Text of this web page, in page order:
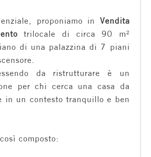
proponiamo in Vendita
trilocale di circa 90 m²
di una palazzina di 7 piani
da ristrutturare è un
per chi cerca una casa da
in un contesto tranquillo e ben
composto: